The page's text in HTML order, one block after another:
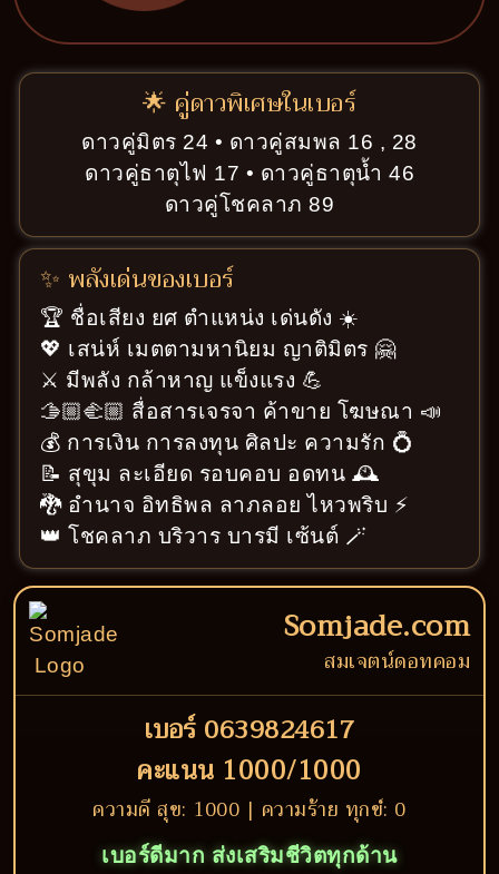
🌟 คู่ดาวพิเศษในเบอร์
ดาวคู่มิตร 24 • ดาวคู่สมพล 16 , 28
ดาวคู่ธาตุไฟ 17 • ดาวคู่ธาตุน้ำ 46
ดาวคู่โชคลาภ 89
✨ พลังเด่นของเบอร์
🏆 ชื่อเสียง ยศ ตำแหน่ง เด่นดัง ☀️
💖 เสน่ห์ เมตตามหานิยม ญาติมิตร 🤗
⚔️ มีพลัง กล้าหาญ แข็งแรง 💪
🫱🏼‍🫲🏼 สื่อสารเจรจา ค้าขาย โฆษณา 📣
💰 การเงิน การลงทุน ศิลปะ ความรัก 💍
📝 สุขุม ละเอียด รอบคอบ อดทน 🕰️
🐉 อำนาจ อิทธิพล ลาภลอย ไหวพริบ ⚡
👑 โชคลาภ บริวาร บารมี เซ้นต์ 🪄
Somjade.com
สมเจตน์ดอทคอม
เบอร์ 0639824617
คะแนน 1000/1000
ความดี สุข: 1000 | ความร้าย ทุกข์: 0
เบอร์ดีมาก ส่งเสริมชีวิตทุกด้าน